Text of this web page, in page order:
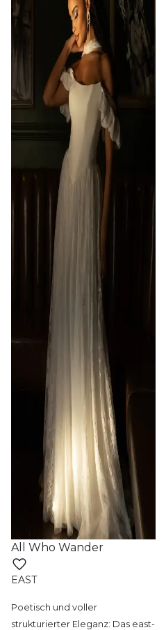
All Who Wander
EAST
Poetisch und voller
strukturierter Eleganz: Das east-